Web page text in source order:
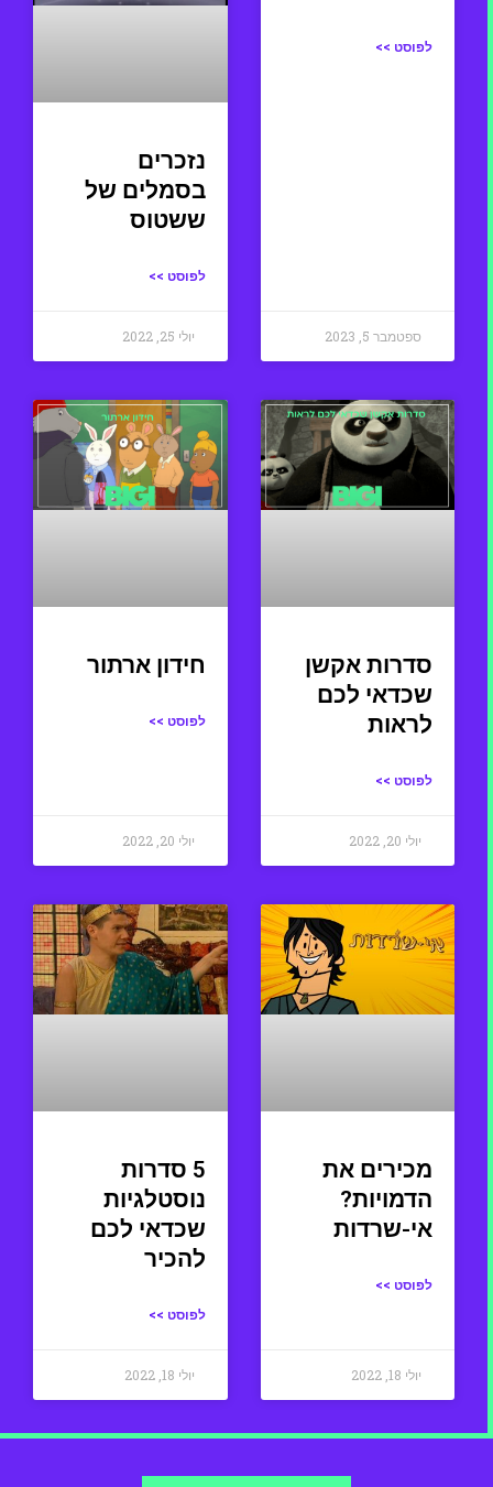
לפוסט >>
ספטמבר 5, 2023
נזכרים
בסמלים של
ששטוס
לפוסט >>
יולי 25, 2022
סדרות אקשן
שכדאי לכם
לראות
לפוסט >>
יולי 20, 2022
חידון ארתור
לפוסט >>
יולי 20, 2022
מכירים את
הדמויות?
אי-שרדות
לפוסט >>
יולי 18, 2022
5 סדרות
נוסטלגיות
שכדאי לכם
להכיר
לפוסט >>
יולי 18, 2022